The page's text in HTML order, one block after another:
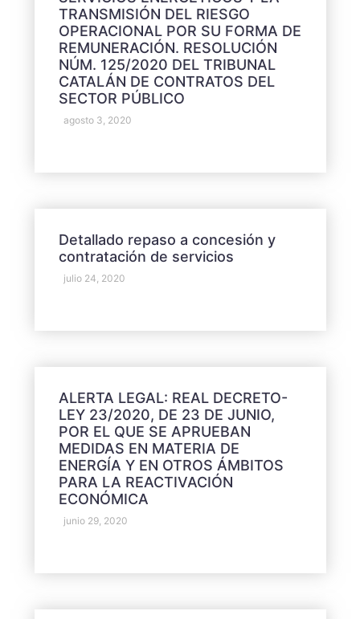
TRANSMISIÓN DEL RIESGO
OPERACIONAL POR SU FORMA DE
REMUNERACIÓN. RESOLUCIÓN
NÚM. 125/2020 DEL TRIBUNAL
CATALÁN DE CONTRATOS DEL
SECTOR PÚBLICO
agosto 3, 2020
Detallado repaso a concesión y
contratación de servicios
julio 24, 2020
ALERTA LEGAL: REAL DECRETO-
LEY 23/2020, DE 23 DE JUNIO,
POR EL QUE SE APRUEBAN
MEDIDAS EN MATERIA DE
ENERGÍA Y EN OTROS ÁMBITOS
PARA LA REACTIVACIÓN
ECONÓMICA
junio 29, 2020